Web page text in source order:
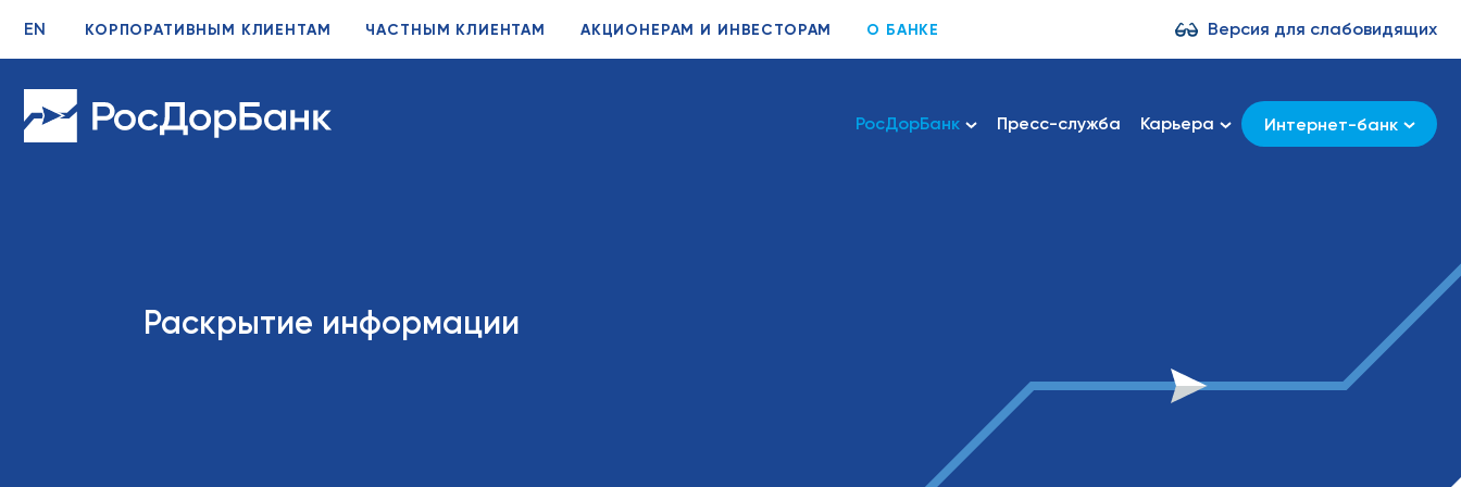
EN КОРПОРАТИВНЫМ КЛИЕНТАМ ЧАСТНЫМ КЛИЕНТАМ АКЦИОНЕРАМ И ИНВЕСТОРАМ О БАНКЕ Версия для слабовидящих
РосДорБанк Пресс-служба Карьера Интернет-банк
Раскрытие информации